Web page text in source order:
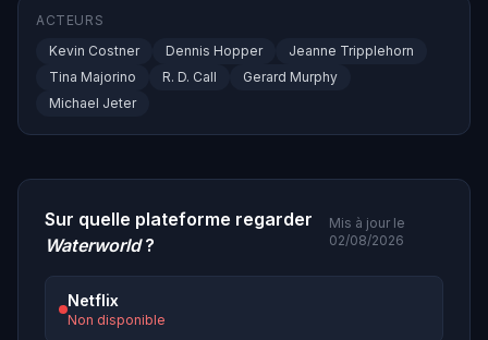
ACTEURS
Kevin Costner
Dennis Hopper
Jeanne Tripplehorn
Tina Majorino
R. D. Call
Gerard Murphy
Michael Jeter
Sur quelle plateforme regarder
Waterworld?
Mis à jour le
02/08/2026
Netflix
Non disponible